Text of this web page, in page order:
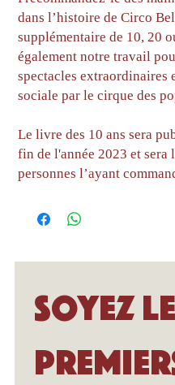
dans l’histoire de Circo
supplémentaire de 10, 20
également notre travail
spectacles extraordinaires
sociale par le cirque des
Le livre des 10 ans sera
fin de l'année 2023 et
personnes l’ayant
Soyez